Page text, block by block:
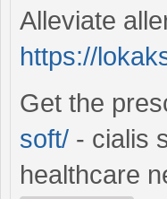
Alleviate
https://
Get the
soft/ - cialis
healthcare